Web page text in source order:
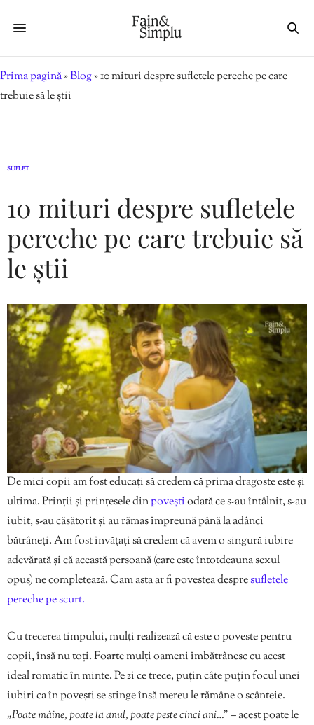
Prima pagină»Blog»10 mituri despre sufletele pereche pe care
trebuie să le știi
SUFLET
10 mituri despre sufletele
pereche pe care trebuie să
le știi
De mici copii am fost educați să credem că prima dragoste este și
ultima. Prinții și prințesele dinpoveștiodată ce s-au întâlnit, s-au
iubit, s-au căsătorit și au rămas împreună până la adânci
bătrâneți. Am fost învățați să credem că avem o singură iubire
adevărată și că această persoană (care este întotdeauna sexul
opus) ne completează. Cam asta ar fi povestea despresufletele
pereche pe scurt.
Cu trecerea timpului, mulți realizează că este o poveste pentru
copii, însă nu toți. Foarte mulți oameni îmbătrânesc cu acest
ideal romatic în minte. Pe zi ce trece, puțin câte puțin focul unei
iubiri ca în povești se stinge însă mereu le rămâne o scânteie.
„Poate mâine, poate la anul, poate peste cinci ani…”– acest poate le